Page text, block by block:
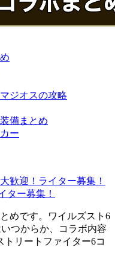
ジオスの攻略
備まとめ
ー
歓迎！ライター募集！
ター募集！
めです。ワイルズスト6
つからか、コラボ内容
リートファイター6コ